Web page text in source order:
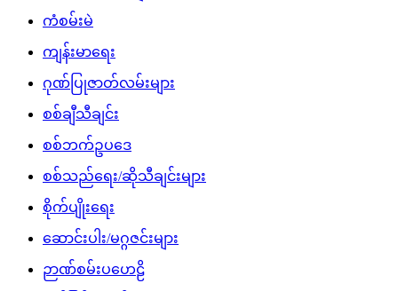
ကံစမ်းမဲ
ကျန်းမာရေး
ဂုဏ်ပြုဇာတ်လမ်းများ
စစ်ချီသီချင်း
စစ်ဘက်ဥပဒေ
စစ်သည်ရေး/ဆိုသီချင်းများ
စိုက်ပျိုးရေး
ဆောင်းပါး/မဂ္ဂဇင်းများ
ဉာဏ်စမ်းပဟေဠိ